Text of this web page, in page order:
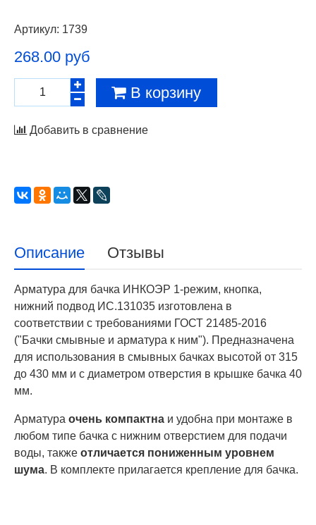
Артикул: 1739
268.00 руб
В корзину
Добавить в сравнение
Описание Отзывы
Арматура для бачка ИНКОЭР 1-режим, кнопка,
нижний подвод ИС.131035 изготовлена в
соответствии с требованиями ГОСТ 21485-2016
("Бачки смывные и арматура к ним"). Предназначена
для использования в смывных бачках высотой от 315
до 430 мм и с диаметром отверстия в крышке бачка 40
мм.
Арматура очень компактна и удобна при монтаже в
любом типе бачка с нижним отверстием для подачи
воды, также отличается пониженным уровнем
шума. В комплекте прилагается крепление для бачка.